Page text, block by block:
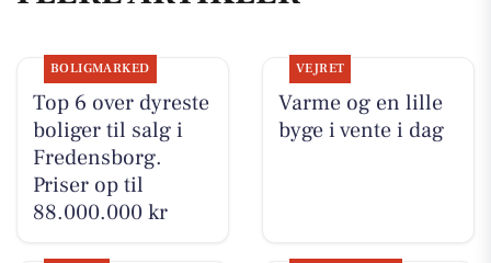
BOLIGMARKED
Top 6 over dyreste
boliger til salg i
Fredensborg.
Priser op til
88.000.000 kr
VEJRET
Varme og en lille
byge i vente i dag